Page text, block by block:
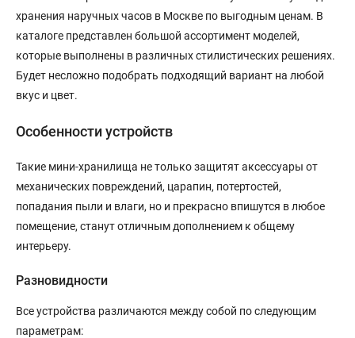
хранения наручных часов в Москве по выгодным ценам. В
каталоге представлен большой ассортимент моделей,
которые выполнены в различных стилистических решениях.
Будет несложно подобрать подходящий вариант на любой
вкус и цвет.
Особенности устройств
Такие мини-хранилища не только защитят аксессуары от
механических повреждений, царапин, потертостей,
попадания пыли и влаги, но и прекрасно впишутся в любое
помещение, станут отличным дополнением к общему
интерьеру.
Разновидности
Все устройства различаются между собой по следующим
параметрам: